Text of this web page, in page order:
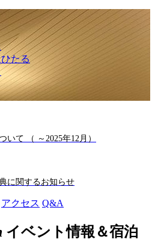
たる
いて （ ～2025年12月）
に関するお知らせ
アクセス Q&A
イベント情報＆宿泊